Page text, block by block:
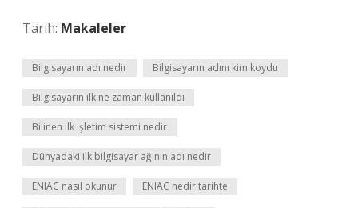
Tarih: Makaleler
Bilgisayarın adı nedir Bilgisayarın adını kim koydu
Bilgisayarın ilk ne zaman kullanıldı
Bilinen ilk işletim sistemi nedir
Dünyadaki ilk bilgisayar ağının adı nedir
ENIAC nasıl okunur ENIAC nedir tarihte